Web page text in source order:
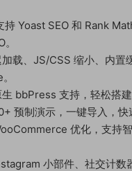
持 Yoast SEO 和 Rank
加载、JS/CSS 缩小、内置
生 bbPress 支持，轻松搭建
预制演示，一键导入，快
优化，支持
小部件、社交计数